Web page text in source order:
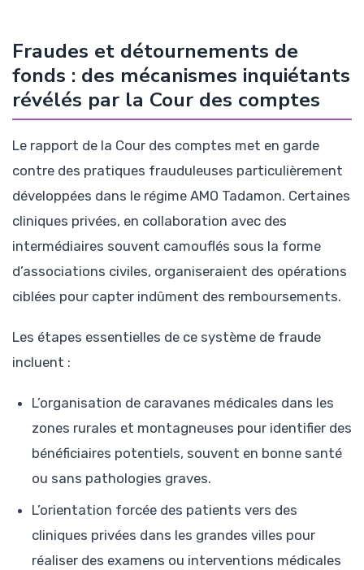
Fraudes et détournements de
fonds : des mécanismes inquiétants
révélés par la Cour des comptes
Le rapport de la Cour des comptes met en garde
contre des pratiques frauduleuses particulièrement
développées dans le régime AMO Tadamon. Certaines
cliniques privées, en collaboration avec des
intermédiaires souvent camouflés sous la forme
d’associations civiles, organiseraient des opérations
ciblées pour capter indûment des remboursements.
Les étapes essentielles de ce système de fraude
incluent :
L’organisation de caravanes médicales dans les
zones rurales et montagneuses pour identifier des
bénéficiaires potentiels, souvent en bonne santé
ou sans pathologies graves.
L’orientation forcée des patients vers des
cliniques privées dans les grandes villes pour
réaliser des examens ou interventions médicales